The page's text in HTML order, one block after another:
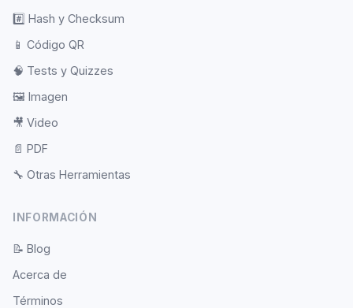
#️⃣ Hash y Checksum
📱 Código QR
🧠 Tests y Quizzes
🖼️ Imagen
🎥 Video
📄 PDF
🔧 Otras Herramientas
INFORMACIÓN
📝 Blog
Acerca de
Términos